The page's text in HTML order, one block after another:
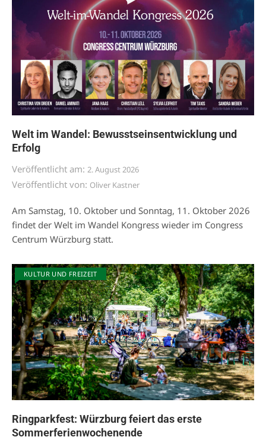
Welt im Wandel: Bewusstseinsentwicklung und
Erfolg
Veröffentlicht am: 2. August 2026
Veröffentlicht von: Oliver Kastner
Am Samstag, 10. Oktober und Sonntag, 11. Oktober 2026
findet der Welt im Wandel Kongress wieder im Congress
Centrum Würzburg statt.
KULTUR UND FREIZEIT
Ringparkfest: Würzburg feiert das erste
Sommerferienwochenende